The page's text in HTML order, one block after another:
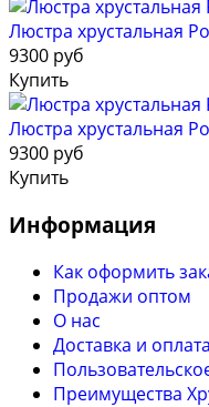
Люстра хрустальная
9300 руб
Купить
Люстра хрустальная
9300 руб
Купить
Информация
Как оформить
Продажи оптом
О нас
Доставка и оплата
Преимущества